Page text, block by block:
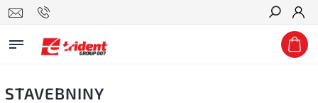
Hledat
STAVEBNINY